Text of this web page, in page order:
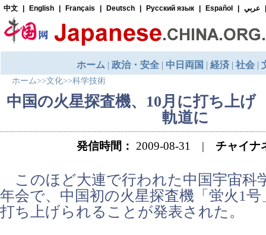
ホーム>>文化>>科学技術
中国の火星探査機、10月に打ち上
軌道に
発信時間： 2009-08-31 | チャイナ
このほど大連で行われた中国宇宙科
年会で、中国初の火星探査機「蛍火1
打ち上げられることが発表された。